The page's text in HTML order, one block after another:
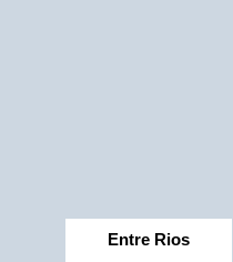
Entre Rios